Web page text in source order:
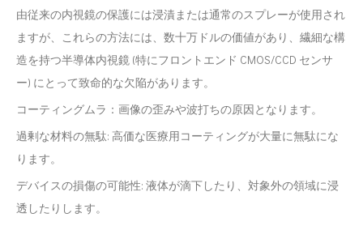
由従来の内視鏡の保護には浸漬または通常のスプレーが使用され
ますが、これらの方法には、数十万ドルの価値があり、繊細な構
造を持つ半導体内視鏡 (特にフロントエンド CMOS/CCD センサ
ー) にとって致命的な欠陥があります。
コーティングムラ：画像の歪みや波打ちの原因となります。
過剰な材料の無駄: 高価な医療用コーティングが大量に無駄にな
ります。
デバイスの損傷の可能性: 液体が滴下したり、対象外の領域に浸
透したりします。